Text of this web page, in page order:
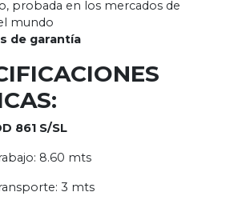
probada en los mercados de
mundo
de garantía
861 S/SL
8.60 mts
3 mts